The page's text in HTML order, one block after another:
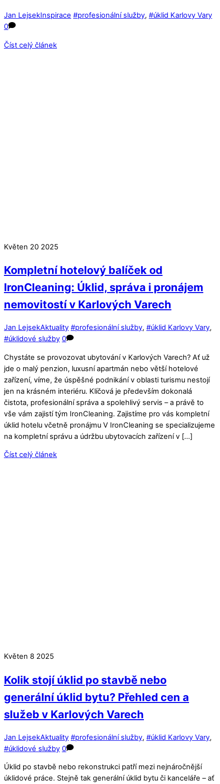
Jan LejsekInspirace #profesionální služby, #úklid Karlovy Vary
0
Číst celý článek
Květen 20 2025
Kompletní hotelový balíček od
IronCleaning: Úklid, správa i pronájem
nemovitostí v Karlových Varech
Jan LejsekAktuality #profesionální služby, #úklid Karlovy Vary,
#úklidové služby 0
Chystáte se provozovat ubytování v Karlových Varech? Ať už
jde o malý penzion, luxusní apartmán nebo větší hotelové
zařízení, víme, že úspěšné podnikání v oblasti turismu nestojí
jen na krásném interiéru. Klíčová je především dokonalá
čistota, profesionální správa a spolehlivý servis – a právě to
vše vám zajistí tým IronCleaning. Zajistíme pro vás kompletní
úklid hotelu včetně pronájmu V IronCleaning se specializujeme
na kompletní správu a údržbu ubytovacích zařízení v […]
Číst celý článek
Květen 8 2025
Kolik stojí úklid po stavbě nebo
generální úklid bytu? Přehled cen a
služeb v Karlových Varech
Jan LejsekAktuality #profesionální služby, #úklid Karlovy Vary,
#úklidové služby 0
Úklid po stavbě nebo rekonstrukci patří mezi nejnáročnější
úklidové práce. Stejně tak generální úklid bytu či kanceláře – ať